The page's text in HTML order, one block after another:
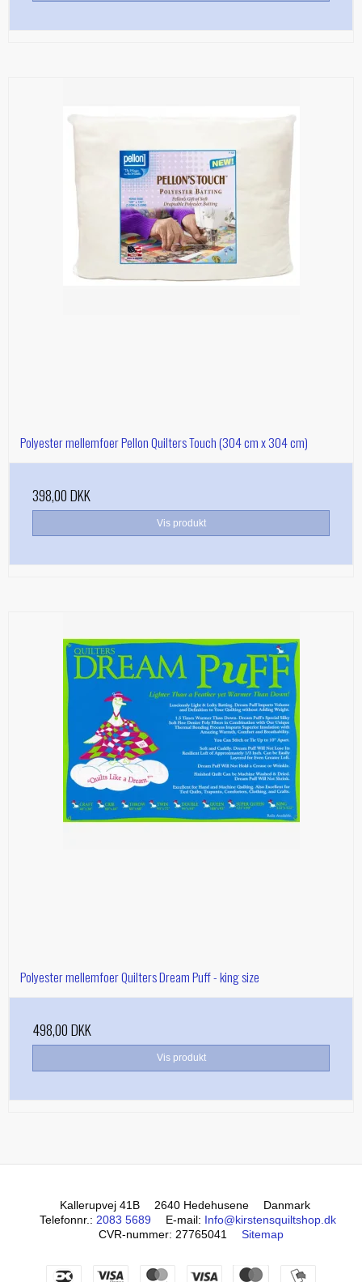
Polyester mellemfoer Pellon Quilters Touch (304 cm x 304 cm)
398,00 DKK
Vis produkt
Polyester mellemfoer Quilters Dream Puff - king size
498,00 DKK
Vis produkt
Kallerupvej 41B 2640 Hedehusene
Danmark
Telefonnr. : 2083 5689 E-mail: Info@kirstensquiltshop.dk
CVR-nummer: 27765041 Sitemap